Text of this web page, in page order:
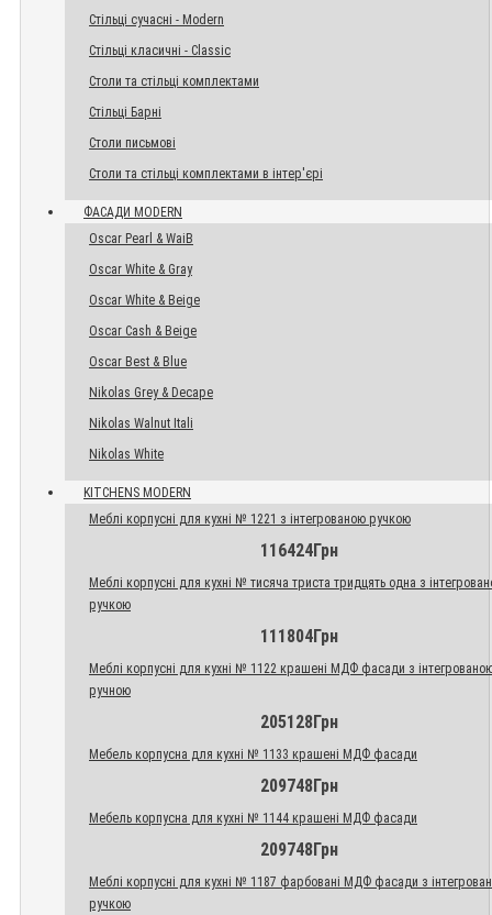
Стільці сучасні - Modern
Стільці класичні - Classic
Столи та стільці комплектами
Стільці Барні
Столи письмові
Столи та стільці комплектами в інтер'єрі
ФАСАДИ MODERN
Oscar Pearl & WaiB
Oscar White & Gray
Oscar White & Beige
Oscar Cash & Beige
Oscar Best & Blue
Nikolas Grey & Decape
Nikolas Walnut Itali
Nikolas White
KITCHENS MODERN
Меблі корпусні для кухні № 1221 з інтегрованою ручкою
116424Грн
Меблі корпусні для кухні № тисяча триста тридцять одна з
ручкою
111804Грн
Меблі корпусні для кухні № 1122 крашені МДФ фасади з
ручною
205128Грн
Мебель корпусна для кухні № 1133 крашені МДФ фасади
209748Грн
Мебель корпусна для кухні № 1144 крашені МДФ фасади
209748Грн
Меблі корпусні для кухні № 1187 фарбовані МДФ фасади з
ручкою